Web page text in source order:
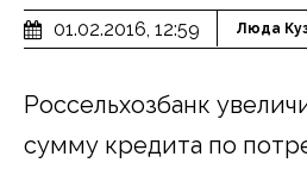
01.02.2016, 12:59 Люда
Россельхозбанк
сумму кредита по